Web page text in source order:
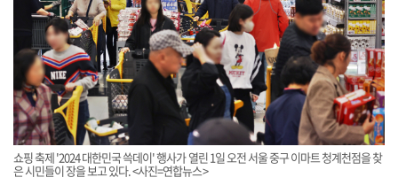
쇼핑 축제 '2024 대한민국 쓱데이' 행사가 열린 1일 오전 서울 중구 이마트 청계천점을 찾
은 시민들이 장을 보고 있다. <사진=연합뉴스>